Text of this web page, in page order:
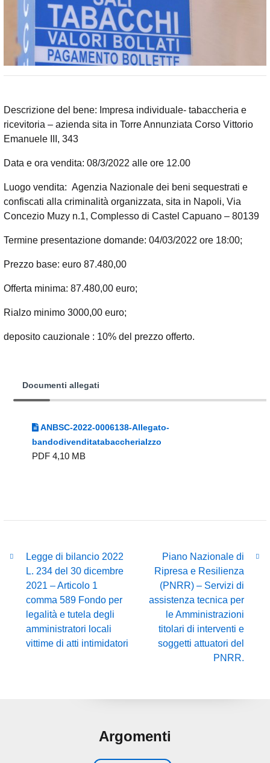
Descrizione del bene: Impresa individuale- tabaccheria e
ricevitoria – azienda sita in Torre Annunziata Corso Vittorio
Emanuele III, 343
Data e ora vendita: 08/3/2022 alle ore 12.00
Luogo vendita: Agenzia Nazionale dei beni sequestrati e
confiscati alla criminalità organizzata, sita in Napoli, Via
Concezio Muzy n.1, Complesso di Castel Capuano – 80139
Termine presentazione domande: 04/03/2022 ore 18:00;
Prezzo base: euro 87.480,00
Offerta minima: 87.480,00 euro;
Rialzo minimo 3000,00 euro;
deposito cauzionale : 10% del prezzo offerto.
Documenti allegati
ANBSC-2022-0006138-Allegato-
bandodivenditatabaccheriaIzzo
PDF 4,10 MB
Legge di bilancio 2022
L. 234 del 30 dicembre
2021 – Articolo 1
comma 589 Fondo per
legalità e tutela degli
amministratori locali
vittime di atti intimidatori
Piano Nazionale di
Ripresa e Resilienza
(PNRR) – Servizi di
assistenza tecnica per
le Amministrazioni
titolari di interventi e
soggetti attuatori del
PNRR.
Argomenti